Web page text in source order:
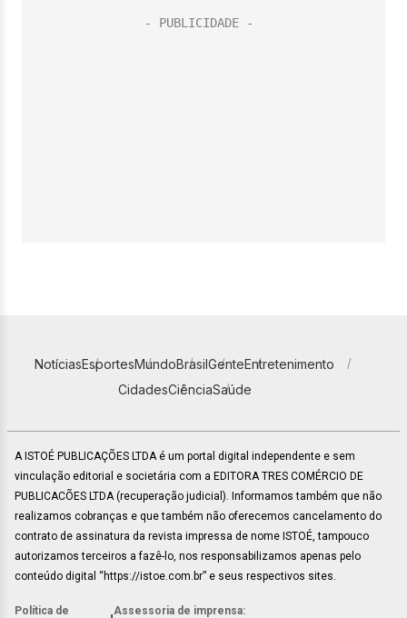
NotíciasEsportesMundoBrasilGenteEntretenimento
CidadesCiênciaSaúde
A ISTOÉ PUBLICAÇÕES LTDA é um portal digital independente e sem
vinculação editorial e societária com a EDITORA TRES COMÉRCIO DE
PUBLICACÕES LTDA (recuperação judicial). Informamos também que não
realizamos cobranças e que também não oferecemos cancelamento do
contrato de assinatura da revista impressa de nome ISTOÉ, tampouco
autorizamos terceiros a fazê-lo, nos responsabilizamos apenas pelo
conteúdo digital “https://istoe.com.br” e seus respectivos sites.
Política de Assessoria de imprensa: